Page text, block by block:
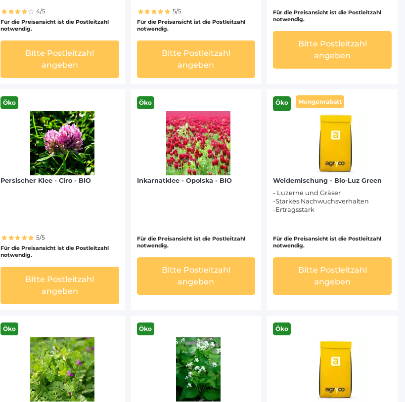
4/5
Für die Preisansicht ist die Postleitzahl
notwendig.
Bitte Postleitzahl
angeben
5/5
Für die Preisansicht ist die Postleitzahl
notwendig.
Bitte Postleitzahl
angeben
Für die Preisansicht ist die Postleitzahl
notwendig.
Bitte Postleitzahl
angeben
Öko
Persischer Klee - Ciro - BIO
5/5
Für die Preisansicht ist die Postleitzahl
notwendig.
Bitte Postleitzahl
angeben
Öko
Inkarnatklee - Opolska - BIO
Für die Preisansicht ist die Postleitzahl
notwendig.
Bitte Postleitzahl
angeben
Öko Mengenrabatt
Weidemischung - Bio-Luz Green
- Luzerne und Gräser
-Starkes Nachwuchsverhalten
-Ertragsstark
Für die Preisansicht ist die Postleitzahl
notwendig.
Bitte Postleitzahl
angeben
Öko Öko Öko